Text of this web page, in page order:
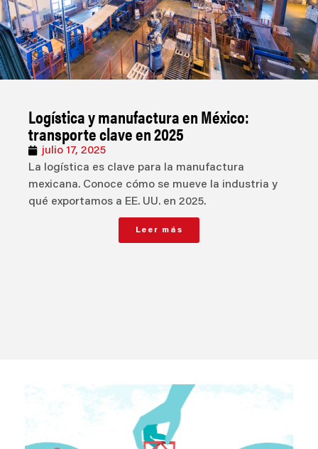
Logística y manufactura en México:
transporte clave en 2025
julio 17, 2025
La logística es clave para la manufactura
mexicana. Conoce cómo se mueve la industria y
qué exportamos a EE. UU. en 2025.
Leer más